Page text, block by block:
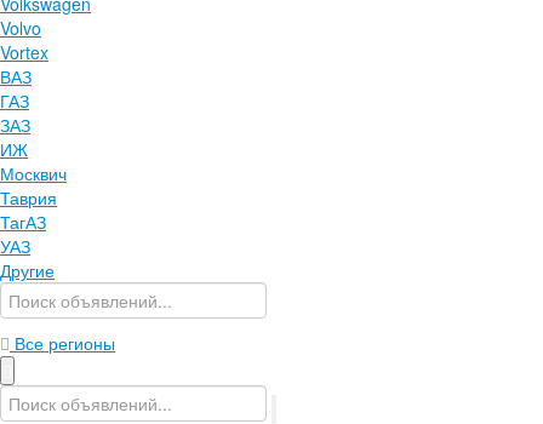
Volvo
Vortex
ВАЗ
ГАЗ
ЗАЗ
ИЖ
Москвич
Таврия
ТагАЗ
УАЗ
Другие
Все регионы